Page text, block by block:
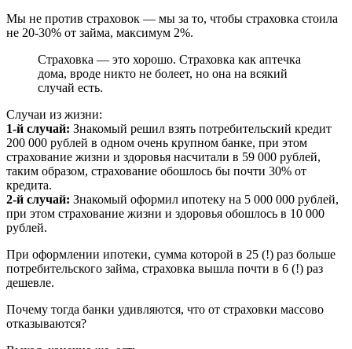
Мы не против страховок — мы за то, чтобы страховка стоила
не 20-30% от займа, максимум 2%.
Страховка — это хорошо. Страховка как аптечка
дома, вроде никто не болеет, но она на всякий
случай есть.
Случаи из жизни:
1-й случай: Знакомый решил взять потребительский кредит
200 000 рублей в одном очень крупном банке, при этом
страхование жизни и здоровья насчитали в 59 000 рублей,
таким образом, страхование обошлось бы почти 30% от
кредита.
2-й случай: Знакомый оформил ипотеку на 5 000 000 рублей,
при этом страхование жизни и здоровья обошлось в 10 000
рублей.
При оформлении ипотеки, сумма которой в 25 (!) раз больше
потребительского займа, страховка вышла почти в 6 (!) раз
дешевле.
Почему тогда банки удивляются, что от страховки массово
отказываются?